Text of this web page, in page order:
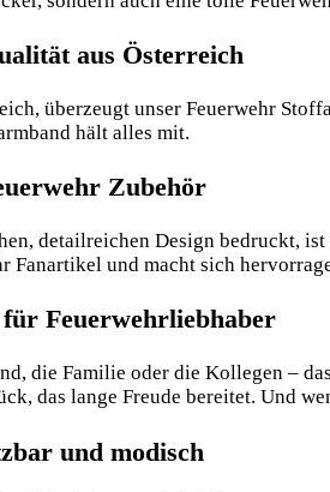
aus Österreich
überzeugt unser Feuerwehr
hält alles mit.
Zubehör
detailreichen Design bedruckt,
Fanartikel und macht sich
für Feuerwehrliebhaber
die Familie oder die Kollegen –
das lange Freude bereitet. Und
und modisch